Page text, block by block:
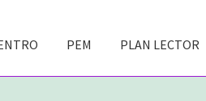
PEM PLAN LECTOR